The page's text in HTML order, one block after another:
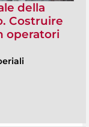
della
Costruire
operatori